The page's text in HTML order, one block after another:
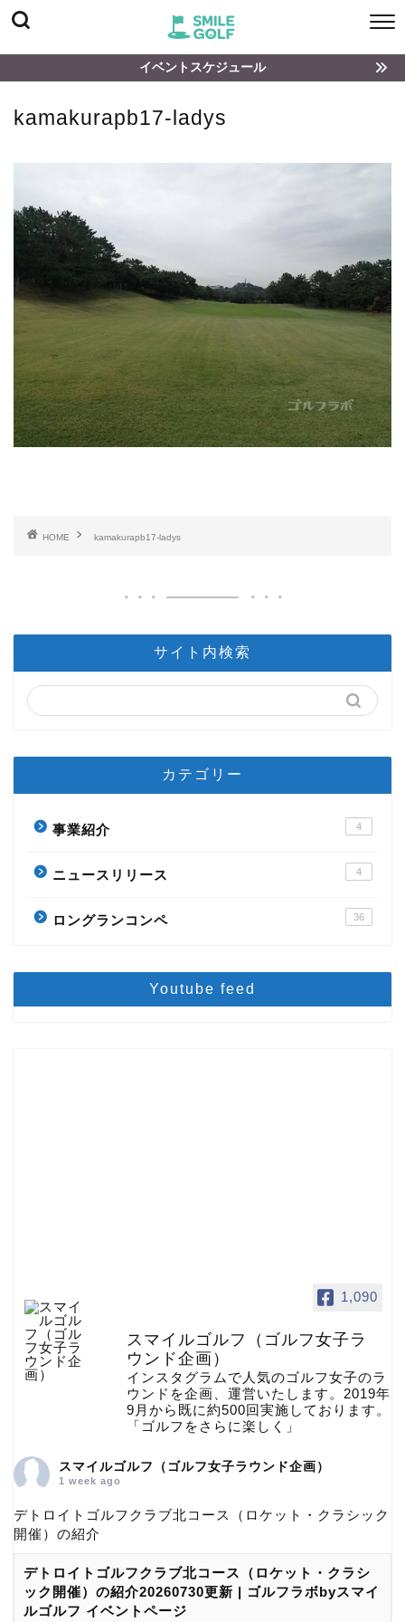
イベントスケジュール
kamakurapb17-ladys
HOME kamakurapb17-ladys
サイト内検索
カテゴリー
事業紹介 4
ニュースリリース 4
ロングランコンペ 36
Youtube feed
1,090
スマイルゴルフ（ゴルフ女子ラ
ウンド企画）
インスタグラムで人気のゴルフ女子のラ
ウンドを企画、運営いたします。2019年
9月から既に約500回実施しております。
「ゴルフをさらに楽しく」
スマイルゴルフ（ゴルフ女子ラウンド企画）
1 week ago
デトロイトゴルフクラブ北コース（ロケット・クラシック
開催）の紹介
デトロイトゴルフクラブ北コース（ロケット・クラシ
ック開催）の紹介20260730更新 | ゴルフラボbyスマイ
ルゴルフ イベントページ